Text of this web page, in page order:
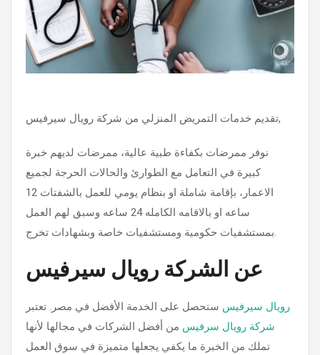
تقديم خدمات التمريض المنزلي من شركة رويال سيرفيس,
نوفر ممرضات بكفاءة طبية عالية، ممرضات لديهم خبرة
كبيرة في التعامل مع الطوارئ والحالات الحرجة لجميع
الاعمار، بإقامة شاملة او بنظام يومي للعمل بالشفتات 12
ساعه او بالاقامه الكامله 24 ساعه وسبق لهم العمل
بمستشفيات حكومية ومستشفيات خاصة وبشهادات تخرج.
عن الشركة رويال سيرفيس
رويال سيرفيس ستحصل على الخدمة الأفضل في مصر. تعتبر
شركة رويال سرفيس من أفضل الشركات في مجالها لأنها
تملك من الخبرة ما يكفي يجعلها متميزة في سوق العمل